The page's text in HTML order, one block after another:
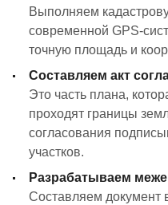
Выполняем
современной GPS-
точную площадь и
Составляем акт
Это часть плана,
проходят границы
согласования
участков.
Разрабатываем
Составляем документ